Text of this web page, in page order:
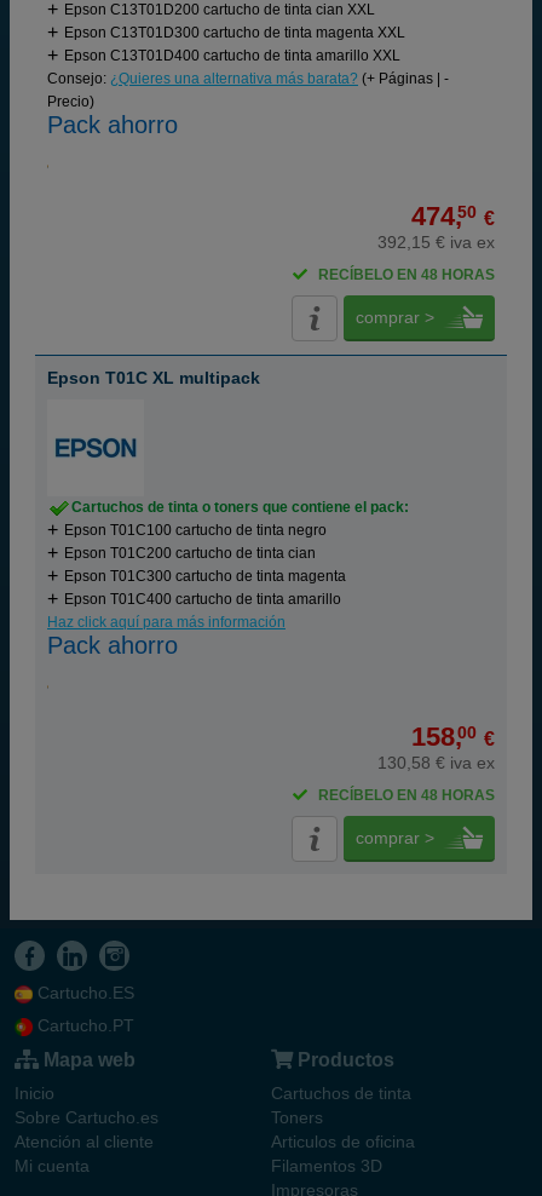
Epson C13T01D200 cartucho de tinta cian XXL
Epson C13T01D300 cartucho de tinta magenta XXL
Epson C13T01D400 cartucho de tinta amarillo XXL
Consejo: ¿Quieres una alternativa más barata? (+ Páginas | -
Precio)
Pack ahorro
474,50 €
392,15 € iva ex
RECÍBELO EN 48 HORAS
comprar >
Epson T01C XL multipack
Cartuchos de tinta o toners que contiene el pack:
Epson T01C100 cartucho de tinta negro
Epson T01C200 cartucho de tinta cian
Epson T01C300 cartucho de tinta magenta
Epson T01C400 cartucho de tinta amarillo
Haz click aquí para más información
Pack ahorro
158,00 €
130,58 € iva ex
RECÍBELO EN 48 HORAS
comprar >
Cartucho.ES
Cartucho.PT
Mapa web
Inicio
Sobre Cartucho.es
Atención al cliente
Mi cuenta
Productos
Cartuchos de tinta
Toners
Articulos de oficina
Filamentos 3D
Impresoras